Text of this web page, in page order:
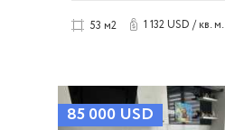
53 м2 1 132 USD / кв. м.
85 000 USD